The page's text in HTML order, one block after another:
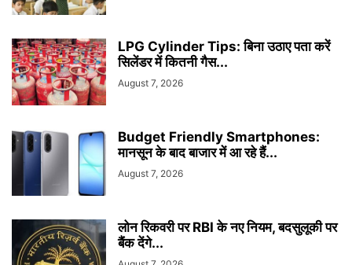
LPG Cylinder Tips: बिना उठाए पता करें
सिलेंडर में कितनी गैस...
August 7, 2026
Budget Friendly Smartphones:
मानसून के बाद बाजार में आ रहे हैं...
August 7, 2026
लोन रिकवरी पर RBI के नए नियम, बदसुलूकी पर
बैंक देंगे...